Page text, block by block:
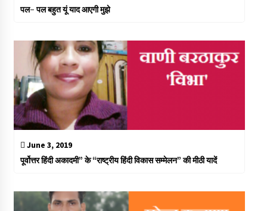
पल- पल बहुत यूं याद आएगी मुझे
June 3, 2019
पूर्वोत्तर हिंदी अकादमी” के “राष्ट्रीय हिंदी विकास सम्मेलन” की मीठी यादें